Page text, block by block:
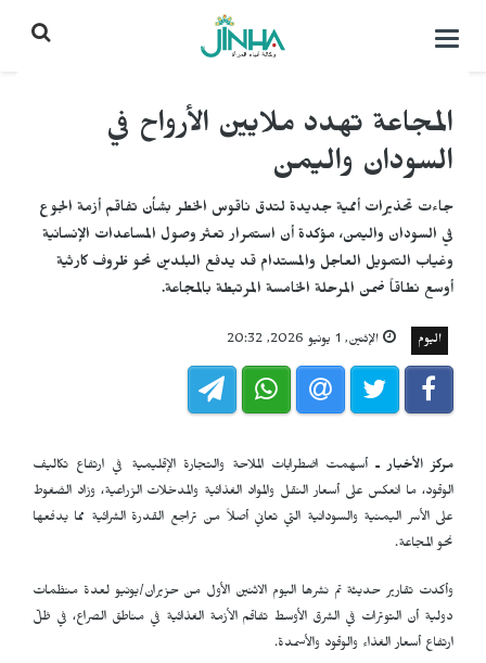
التحكم
المجاعة تهدد ملايين الأرواح في
السودان واليمن
جاءت تحذيرات أممية جديدة لتدق ناقوس الخطر بشأن تفاقم أزمة الجوع
في السودان واليمن، مؤكدة أن استمرار تعثر وصول المساعدات الإنسانية
وغياب التمويل العاجل والمستدام قد يدفع البلدين نحو ظروف كارثية
أوسع نطاقاً ضمن المرحلة الخامسة المرتبطة بالمجاعة.
اليوم الإثنين, 1 يونيو 2026, 20:32
مركز الأخبار ـأسهمت اضطرابات الملاحة والتجارة الإقليمية في ارتفاع تكاليف
الوقود، ما انعكس على أسعار النقل والمواد الغذائية والمدخلات الزراعية، وزاد الضغوط
على الأسر اليمنية والسودانية التي تعاني أصلاً من تراجع القدرة الشرائية مما يدفعها
نحو المجاعة.
وأكدت تقارير حديثة تم نشرها اليوم الاثنين الأول من حزيران/يونيو لعدة منظمات
دولية أن التوترات في الشرق الأوسط تفاقم الأزمة الغذائية في مناطق الصراع، في ظلّ
ارتفاع أسعار الغذاء والوقود والأسمدة.